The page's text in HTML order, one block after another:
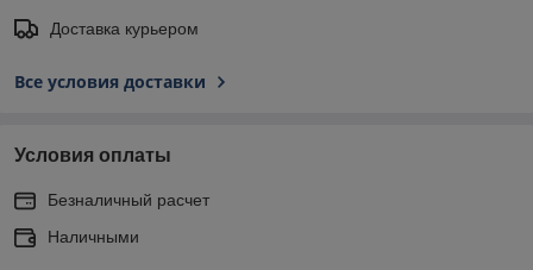
Доставка курьером
Все условия доставки
Условия оплаты
Безналичный расчет
Наличными